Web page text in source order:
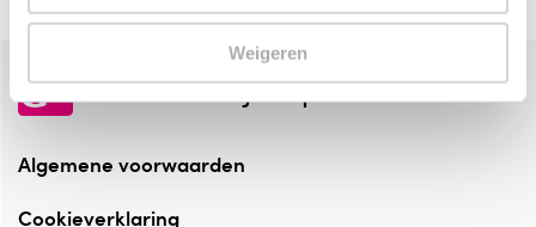
Weigeren
de vriendelijke specialist
Algemene voorwaarden
Cookieverklaring